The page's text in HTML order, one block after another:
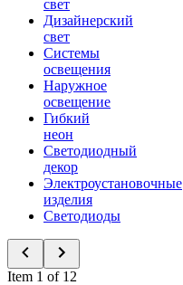
свет
Дизайнерский
свет
Системы
освещения
Наружное
освещение
Гибкий
неон
Светодиодный
декор
Электроустановочные
изделия
Светодиоды
Item 1 of 12